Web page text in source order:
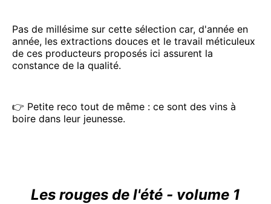
Pas de millésime sur cette sélection car, d'année en
année, les extractions douces et le travail méticuleux
de ces producteurs proposés ici assurent la
constance de la qualité.
👉 Petite reco tout de même : ce sont des vins à
boire dans leur jeunesse.
Les rouges de l'été - volume 1